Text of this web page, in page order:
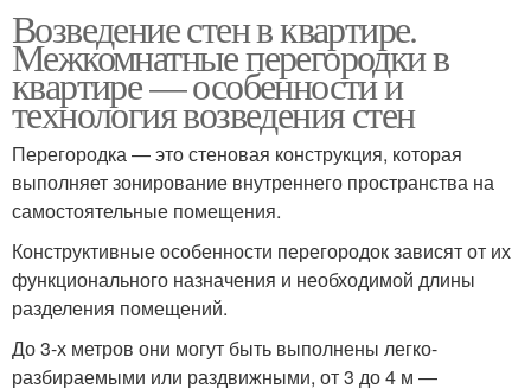
Возведение стен в квартире.
Межкомнатные перегородки в
квартире — особенности и
технология возведения стен
Перегородка — это стеновая конструкция, которая
выполняет зонирование внутреннего пространства на
самостоятельные помещения.
Конструктивные особенности перегородок зависят от их
функционального назначения и необходимой длины
разделения помещений.
До 3-х метров они могут быть выполнены легко-
разбираемыми или раздвижными, от 3 до 4 м —